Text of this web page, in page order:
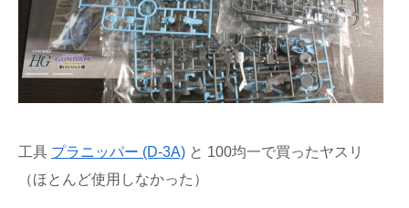
工具 プラニッパー (D-3A) と 100均一で買ったヤスリ
（ほとんど使用しなかった）